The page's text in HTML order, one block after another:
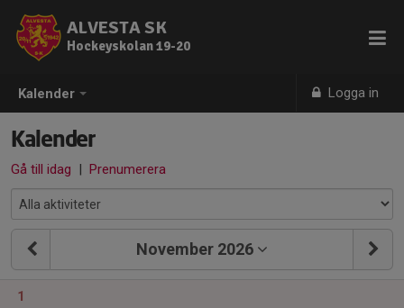
Kalender Logga in
ALVESTA SK
Hockeyskolan 19-20
Kalender
Gå till idag | Prenumerera
November 2026
1